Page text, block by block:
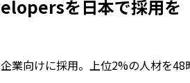
を日本で採用を
業向けに採用。上位2%の人材を48